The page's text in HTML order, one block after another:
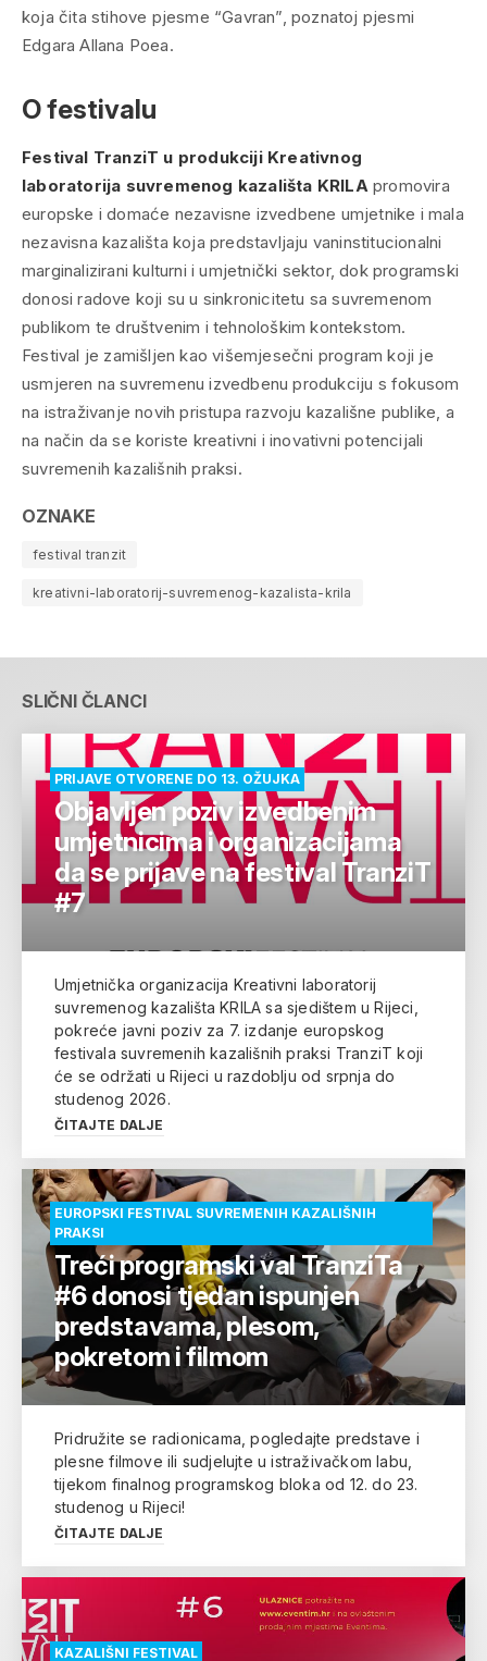
koja čita stihove pjesme “Gavran”, poznatoj pjesmi
Edgara Allana Poea.
O festivalu
Festival TranziT u produkciji Kreativnog
laboratorija suvremenog kazališta KRILA promovira
europske i domaće nezavisne izvedbene umjetnike i mala
nezavisna kazališta koja predstavljaju vaninstitucionalni
marginalizirani kulturni i umjetnički sektor, dok programski
donosi radove koji su u sinkronicitetu sa suvremenom
publikom te društvenim i tehnološkim kontekstom.
Festival je zamišljen kao višemjesečni program koji je
usmjeren na suvremenu izvedbenu produkciju s fokusom
na istraživanje novih pristupa razvoju kazališne publike, a
na način da se koriste kreativni i inovativni potencijali
suvremenih kazališnih praksi.
OZNAKE
festival tranzit
kreativni-laboratorij-suvremenog-kazalista-krila
SLIČNI ČLANCI
PRIJAVE OTVORENE DO 13. OŽUJKA
Objavljen poziv izvedbenim
umjetnicima i organizacijama
da se prijave na festival TranziT
#7
Umjetnička organizacija Kreativni laboratorij
suvremenog kazališta KRILA sa sjedištem u Rijeci,
pokreće javni poziv za 7. izdanje europskog
festivala suvremenih kazališnih praksi TranziT koji
će se održati u Rijeci u razdoblju od srpnja do
studenog 2026.
ČITAJTE DALJE
EUROPSKI FESTIVAL SUVREMENIH KAZALIŠNIH
PRAKSI
Treći programski val TranziTa
#6 donosi tjedan ispunjen
predstavama, plesom,
pokretom i filmom
Pridružite se radionicama, pogledajte predstave i
plesne filmove ili sudjelujte u istraživačkom labu,
tijekom finalnog programskog bloka od 12. do 23.
studenog u Rijeci!
ČITAJTE DALJE
KAZALIŠNI FESTIVAL